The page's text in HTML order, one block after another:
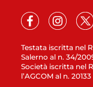
Testata iscritta nel
Salerno al n. 34/
Società iscritta nel
l’AGCOM al n. 20133